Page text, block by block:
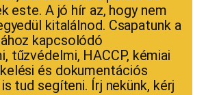
este. A jó hír az, hogy nem
kitalálnod. Csapatunk a
kapcsolódó
tűzvédelmi, HACCP, kémiai
és dokumentációs
tud segíteni. Írj nekünk, kérj